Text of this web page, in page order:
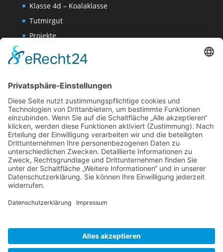
Klasse 4d – Koalaklasse
Tutmirgut
Projekte
Wissenschaften-AG
Datenschutzerklärung
Website Administration
Datenschutzerklärung